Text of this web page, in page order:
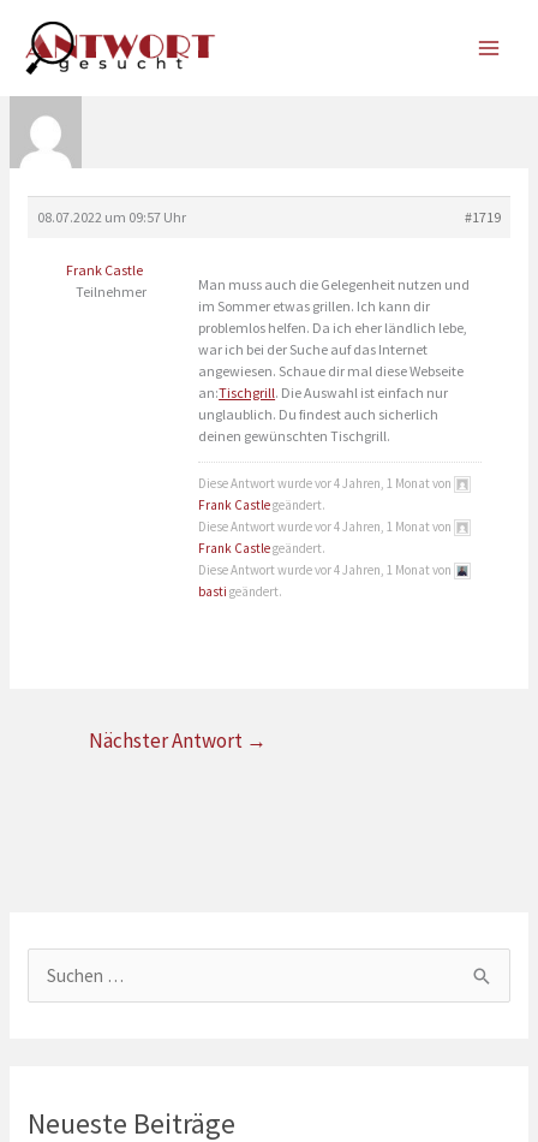
Inhalt
springen
08.07.2022 um 09:57 Uhr #1719
Frank Castle
Teilnehmer
Man muss auch die Gelegenheit nutzen und
im Sommer etwas grillen. Ich kann dir
problemlos helfen. Da ich eher ländlich lebe,
war ich bei der Suche auf das Internet
angewiesen. Schaue dir mal diese Webseite
an:Tischgrill. Die Auswahl ist einfach nur
unglaublich. Du findest auch sicherlich
deinen gewünschten Tischgrill.
Diese Antwort wurde vor 4 Jahren, 1 Monat von
Frank Castlegeändert.
Diese Antwort wurde vor 4 Jahren, 1 Monat von
Frank Castlegeändert.
Diese Antwort wurde vor 4 Jahren, 1 Monat von
basti geändert.
Nächster Antwort →
u
eNeueste Beiträge